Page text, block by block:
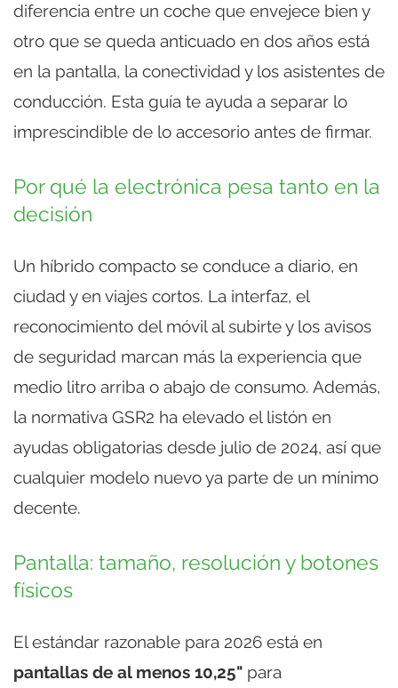
diferencia entre un coche que envejece bien y
otro que se queda anticuado en dos años está
en la pantalla, la conectividad y los asistentes de
conducción. Esta guía te ayuda a separar lo
imprescindible de lo accesorio antes de firmar.
Por qué la electrónica pesa tanto en la
decisión
Un híbrido compacto se conduce a diario, en
ciudad y en viajes cortos. La interfaz, el
reconocimiento del móvil al subirte y los avisos
de seguridad marcan más la experiencia que
medio litro arriba o abajo de consumo. Además,
la normativa GSR2 ha elevado el listón en
ayudas obligatorias desde julio de 2024, así que
cualquier modelo nuevo ya parte de un mínimo
decente.
Pantalla: tamaño, resolución y botones
físicos
El estándar razonable para 2026 está en
pantallas de al menos 10,25" para